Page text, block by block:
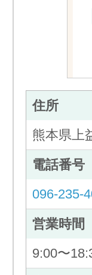
住所
熊本県上
電話番号
096-235-
営業時間
9:00〜